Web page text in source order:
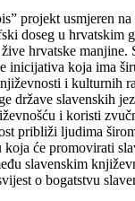
projekt usmjeren na
doseg u hrvatskim
hrvatske manjine.
inicijativa koja ima
i kulturnih
države slavenskih
i koristi
približi ljudima
će promovirati
slavenskim
o bogatstvu